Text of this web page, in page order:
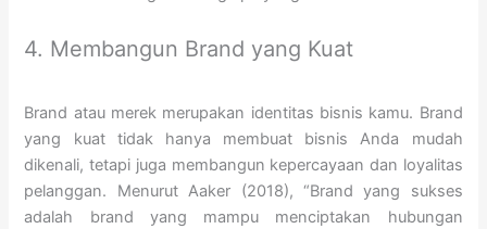
4. Membangun Brand yang Kuat
Brand atau merek merupakan identitas bisnis kamu. Brand
yang kuat tidak hanya membuat bisnis Anda mudah
dikenali, tetapi juga membangun kepercayaan dan loyalitas
pelanggan. Menurut Aaker (2018), “Brand yang sukses
adalah brand yang mampu menciptakan hubungan